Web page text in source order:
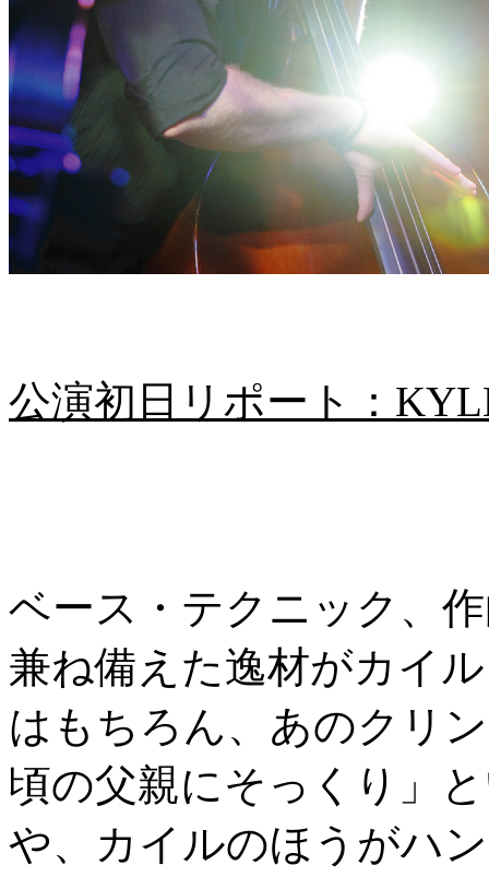
公演初日リポート：
ベース・テクニック、
兼ね備えた逸材がカイ
はもちろん、あのクリ
頃の父親にそっくり」
や、カイルのほうがハ